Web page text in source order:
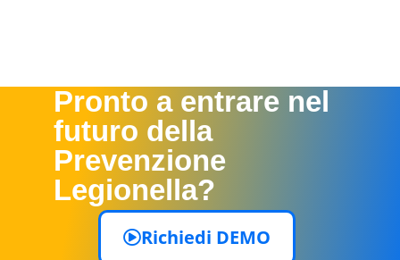
Pronto a entrare nel
futuro della
Prevenzione
Legionella?
Richiedi DEMO